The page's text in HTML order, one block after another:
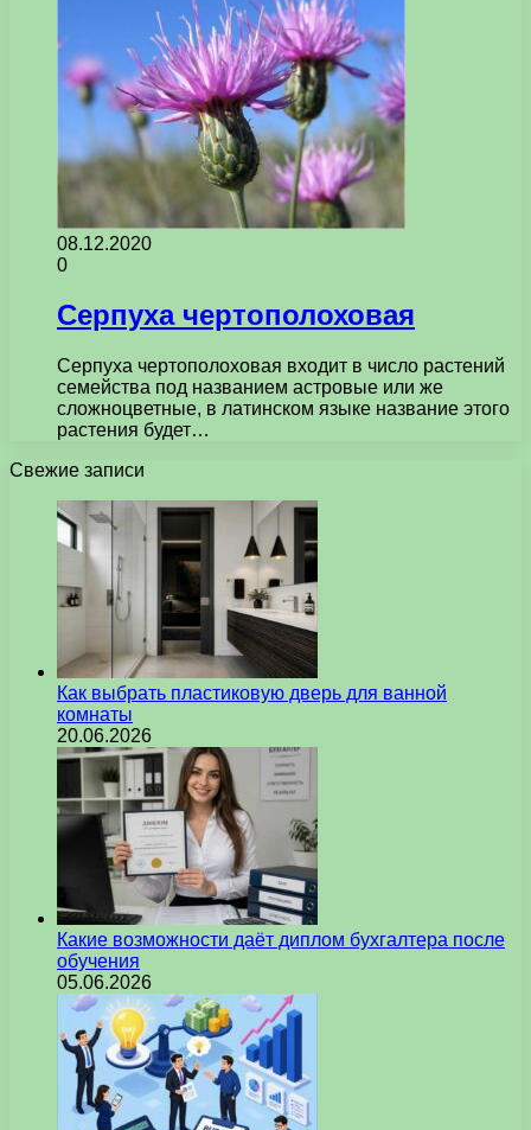
08.12.2020
0
Серпуха чертополоховая
Серпуха чертополоховая входит в число растений
семейства под названием астровые или же
сложноцветные, в латинском языке название этого
растения будет…
Свежие записи
Как выбрать пластиковую дверь для ванной
комнаты
20.06.2026
Какие возможности даёт диплом бухгалтера после
обучения
05.06.2026